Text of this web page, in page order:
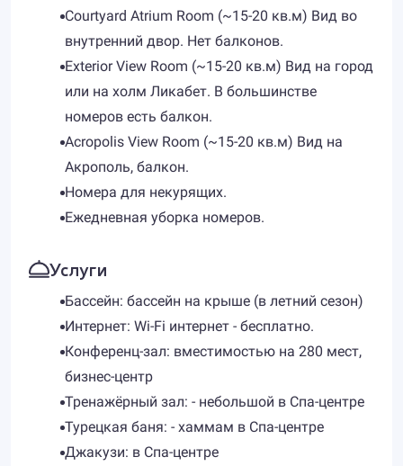
Courtyard Atrium Room (~15-20 кв.м) Вид во
внутренний двор. Нет балконов.
Exterior View Room (~15-20 кв.м) Вид на город
или на холм Ликабет. В большинстве
номеров есть балкон.
Acropolis View Room (~15-20 кв.м) Вид на
Акрополь, балкон.
Номера для некурящих.
Ежедневная уборка номеров.
Услуги
Бассейн: бассейн на крыше (в летний сезон)
Интернет: Wi-Fi интернет - бесплатно.
Конференц-зал: вместимостью на 280 мест,
бизнес-центр
Тренажёрный зал: - небольшой в Спа-центре
Турецкая баня: - хаммам в Спа-центре
Джакузи: в Спа-центре